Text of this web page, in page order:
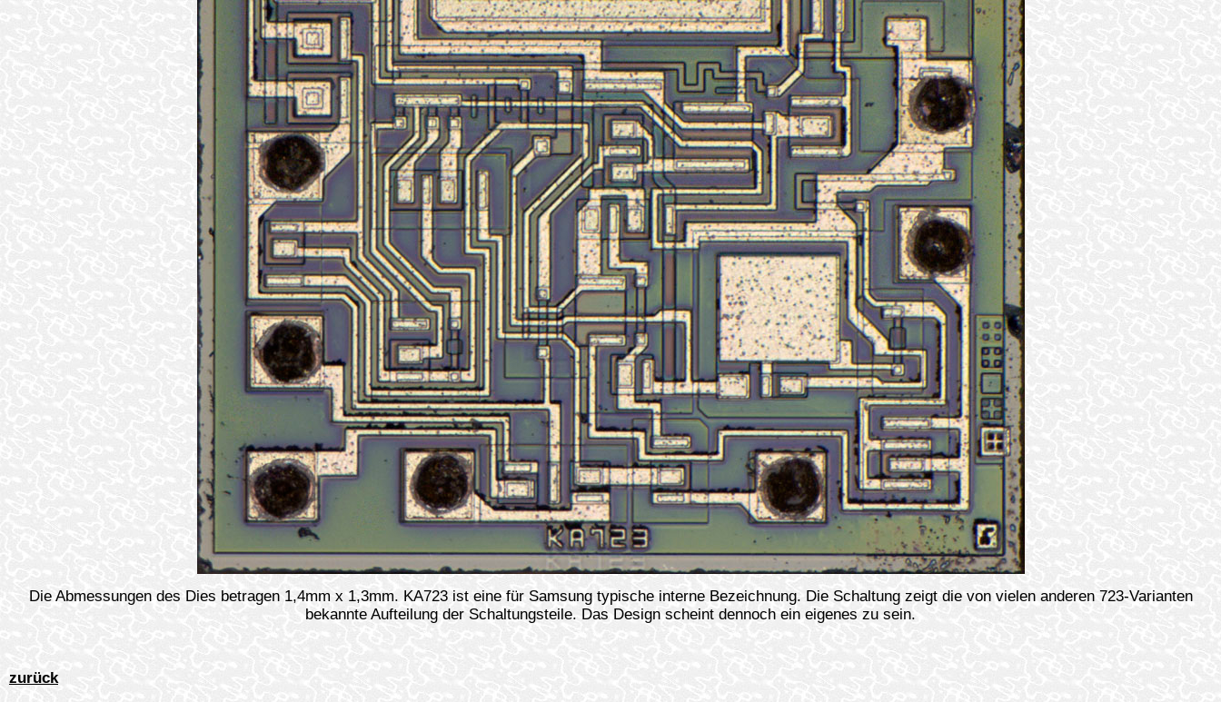
Die Abmessungen des Dies betragen 1,4mm x 1,3mm. KA723 ist eine für Samsung typische interne Bezeichnung. Die Schaltung zeigt die von vielen anderen 723-Varianten
bekannte Aufteilung der Schaltungsteile. Das Design scheint dennoch ein eigenes zu sein.
zurück